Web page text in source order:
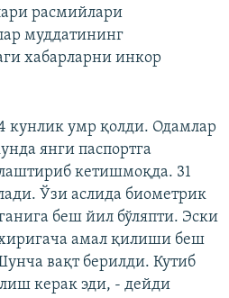
расмийлари
муддатининг
хабарларни инкор
кунлик умр қолди. Одамлар
янги паспортга
кетишмоқда. 31
Ўзи аслида биометрик
беш йил бўляпти. Эски
амал қилиши беш
вақт берилди. Кутиб
керак эди, - дейди